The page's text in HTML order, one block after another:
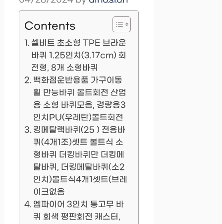
Contents
셀비트 초소형 TPE 브라운
바퀴 1.25인치(3.17cm) 회
전형, 8개 소형바퀴
백화점운반용품 가구이동
휠 만능바퀴 볼트회전 산업
용 소형 바퀴모음, 경량용3
인치PU(우레탄)볼트회전
킹메탈랙바퀴(25 ) 전용바
퀴(4개1조)셋트 볼트식 소
형바퀴 더킹바퀴만 더킹메
탈바퀴, 더킹메탈바퀴(소2
인치)볼트식4개1셋트(브레
이크없음
엠파이어 3인치 통고무 바
퀴 회색 평판회전 캐스터,